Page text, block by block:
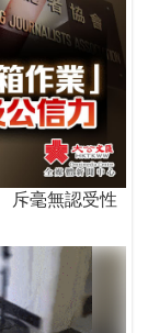
斥毫無認受性